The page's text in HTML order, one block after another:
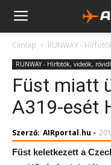
Címlap RUNWAY -
RUNWAY - Hírfotók, videók,
Füst miatt
A319-esét
Szerző: AIRportal.hu -
Füst keletkezett a